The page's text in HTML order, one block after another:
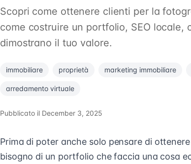
Scopri come ottenere clienti per la
come costruire un portfolio, SEO
dimostrano il tuo valore.
immobiliare proprietà marketing immobiliare
arredamento virtuale
Pubblicato il December 3, 2025
Prima di poter anche solo pensare di
bisogno di un portfolio che faccia una cosa